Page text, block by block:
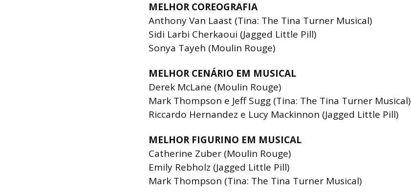
MELHOR COREOGRAFIA
Anthony Van Laast (Tina: The Tina Turner Musical)
Sidi Larbi Cherkaoui (Jagged Little Pill)
Sonya Tayeh (Moulin Rouge)
MELHOR CENÁRIO EM MUSICAL
Derek McLane (Moulin Rouge)
Mark Thompson e Jeff Sugg (Tina: The Tina Turner Musical)
Riccardo Hernandez e Lucy Mackinnon (Jagged Little Pill)
MELHOR FIGURINO EM MUSICAL
Catherine Zuber (Moulin Rouge)
Emily Rebholz (Jagged Little Pill)
Mark Thompson (Tina: The Tina Turner Musical)